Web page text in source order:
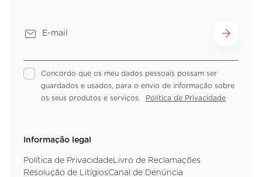
Concordo que os meu dados pessoais possam ser
guardados e usados, para o envio de informação sobre
os seus produtos e serviços.
Política de Privacidade
Informação legal
Política de Privacidade Livro de Reclamações
Resolução de LitígiosCanal de Denúncia